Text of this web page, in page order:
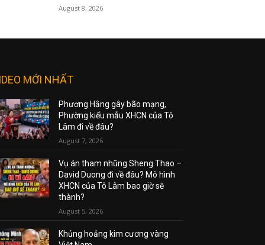
August 8, 2026
MỚI NHẤT
Phương Hằng gây bão mạng,
Phường kiểu mẫu XHCN của Tô
Lâm đi về đâu?
August 7, 2026
Vụ án tham nhũng Sheng Thao –
David Duong đi về đâu? Mô hình
XHCN của Tô Lâm bao giờ sẽ
thành?
August 5, 2026
Khủng hoảng kim cương vàng